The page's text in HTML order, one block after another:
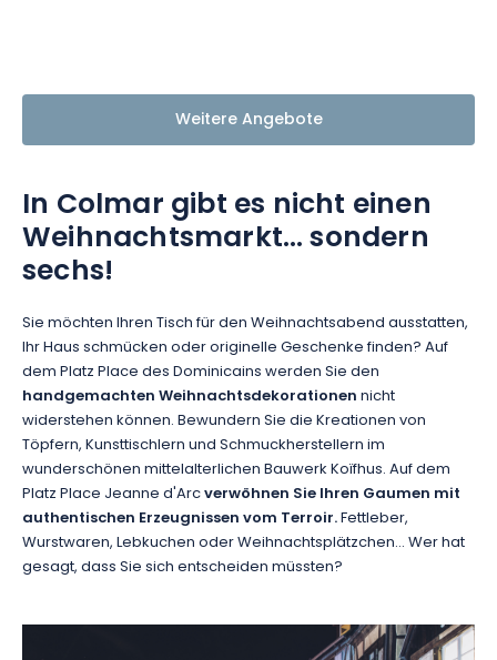
Weitere Angebote
In Colmar gibt es nicht einen
Weihnachtsmarkt… sondern
sechs!
Sie möchten Ihren Tisch für den Weihnachtsabend ausstatten,
Ihr Haus schmücken oder originelle Geschenke finden? Auf
dem Platz Place des Dominicains werden Sie den
handgemachten Weihnachtsdekorationennicht
widerstehen können. Bewundern Sie die Kreationen von
Töpfern, Kunsttischlern und Schmuckherstellern im
wunderschönen mittelalterlichen Bauwerk Koïfhus. Auf dem
Platz Place Jeanne d'Arcverwöhnen Sie Ihren Gaumen mit
authentischen Erzeugnissen vom Terroir.Fettleber,
Wurstwaren, Lebkuchen oder Weihnachtsplätzchen… Wer hat
gesagt, dass Sie sich entscheiden müssten?